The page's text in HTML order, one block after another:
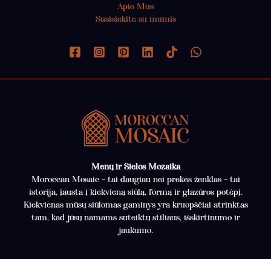
Apie Mus
Susisiekite su mumis
Menų ir Sielos Mozaika
Moroccan Mosaic – tai daugiau nei prekės ženklas – tai
istorija, įausta į kiekvieną siūlą, formą ir glazūros potėpį.
Kiekvienas mūsų siūlomas gaminys yra kruopščiai atrinktas
tam, kad jūsų namams suteiktų stiliaus, išskirtinumo ir
jaukumo.